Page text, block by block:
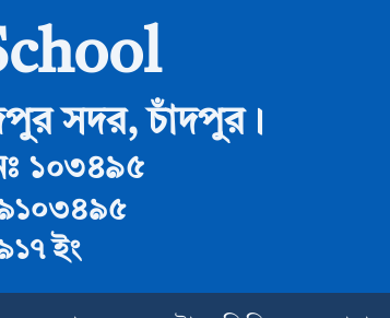
সদর, চাঁদপুর।
১০৩৪৯৫
ইং